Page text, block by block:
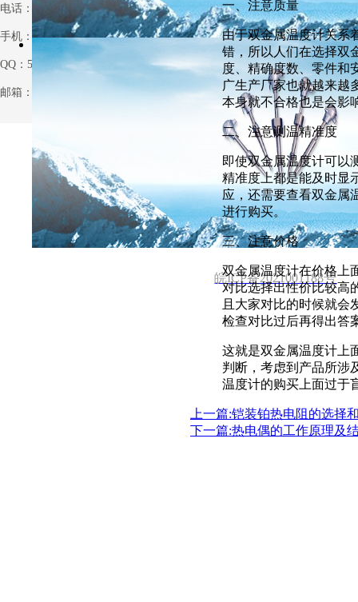
电话：0550-7514063
手机：13721013931
QQ：531970962
邮箱：531970962@qq.com
一、注意质量
由于双金属温度计关系
错，所以人们在选择双
度、精确度数、零件和
广生产厂家也就越来越
本身就不合格也是会影
二、注意测温精准度
即使双金属温度计可以
精准度上都是能及时显
应，还需要查看双金属
进行购买。
三、注意价格
双金属温度计在价格上
对比选择出性价比较高
且大家对比的时候就会
检查对比过后再得出答
这就是双金属温度计上
判断，考虑到产品所涉
温度计的购买上面过于
上一篇:铠装铂热电阻的选择
下一篇:热电偶的工作原理及
电话 :137 2101 3931 邮箱:
皖ICP备2021001188号
首页 关于公司 新闻中心